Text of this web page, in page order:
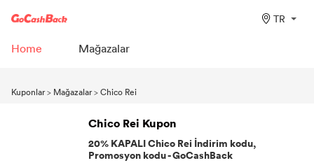
TR
Home Mağazalar
Kuponlar> Mağazalar>Chico Rei
Chico Rei Kupon
20% KAPALI Chico Rei İndirim kodu,
Promosyon kodu - GoCashBack